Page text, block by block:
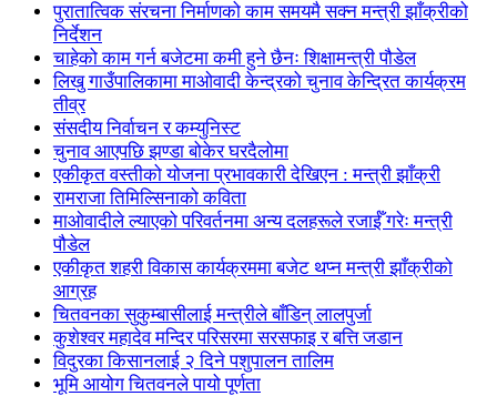
पुरातात्विक संरचना निर्माणको काम समयमै सक्न मन्त्री झाँक्रीको
निर्देशन
चाहेको काम गर्न बजेटमा कमी हुने छैनः शिक्षामन्त्री पौडेल
लिखु गाउँपालिकामा माओवादी केन्द्रको चुनाव केन्द्रित कार्यक्रम
तीव्र
संसदीय निर्वाचन र कम्युनिस्ट
चुनाव आएपछि झण्डा बोकेर घरदैलोमा
एकीकृत वस्तीको योजना प्रभावकारी देखिएन : मन्त्री झाँक्री
रामराजा तिमिल्सिनाको कविता
माओवादीले ल्याएको परिवर्तनमा अन्य दलहरूले रजाईँ गरेः मन्त्री
पौडेल
एकीकृत शहरी विकास कार्यक्रममा बजेट थप्न मन्त्री झाँक्रीको
आग्रह
चितवनका सुकुम्बासीलाई मन्त्रीले बाँडिन् लालपुर्जा
कुशेश्वर महादेव मन्दिर परिसरमा सरसफाइ र बत्ति जडान
विदुरका किसानलाई २ दिने पशुपालन तालिम
भूमि आयोग चितवनले पायो पूर्णता